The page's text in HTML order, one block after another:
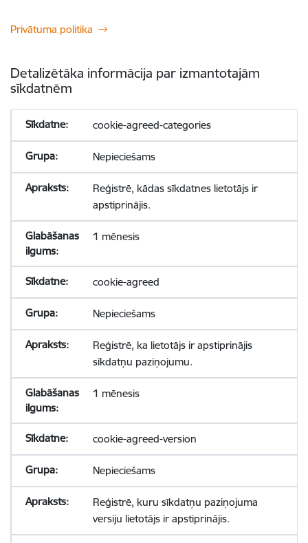
Privātuma politika
Detalizētāka informācija par izmantotajām
sīkdatnēm
cookie-agreed-categories
Nepieciešams
Reģistrē, kādas sīkdatnes lietotājs ir
apstiprinājis.
1 mēnesis
cookie-agreed
Nepieciešams
Reģistrē, ka lietotājs ir apstiprinājis
sīkdatņu paziņojumu.
1 mēnesis
cookie-agreed-version
Nepieciešams
Reģistrē, kuru sīkdatņu paziņojuma
versiju lietotājs ir apstiprinājis.